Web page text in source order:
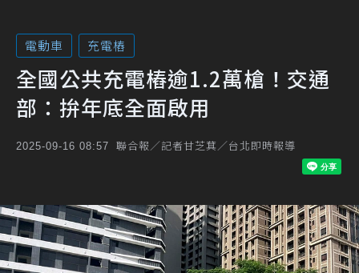
電動車 充電樁
全國公共充電樁逾1.2萬槍！交通
部：拚年底全面啟用
2025-09-16 08:57 聯合報／記者甘芝萁／台北即時報導